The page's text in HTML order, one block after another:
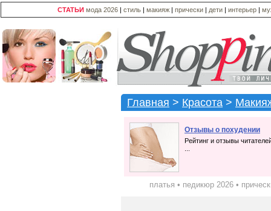
СТАТЬИ мода 2026 | стиль | макияж | прически | дети | интерьер |
Главная > Красота >
Отзывы о похудении
Рейтинг и отзывы
платья • педикюр 2026 •